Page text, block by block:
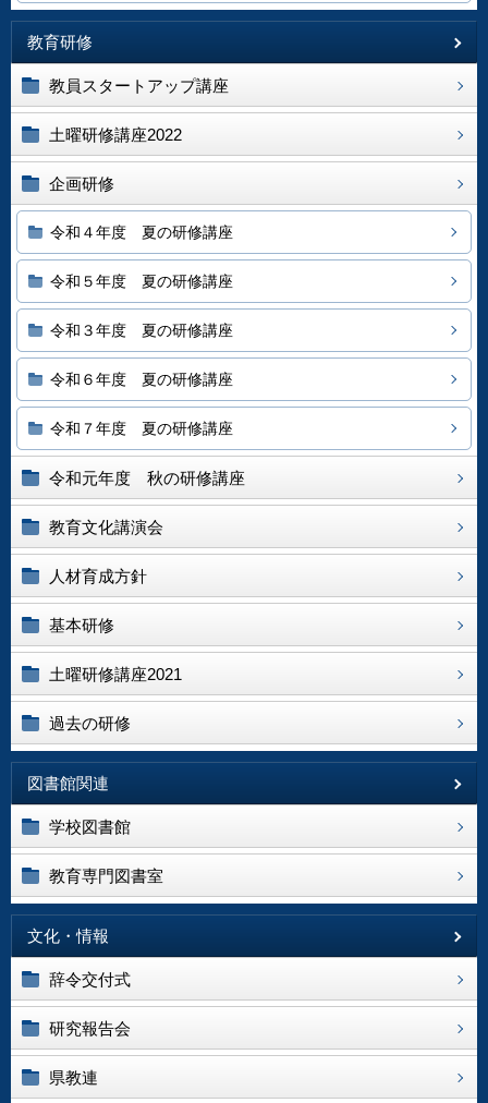
教育研修
教員スタートアップ講座
土曜研修講座2022
企画研修
令和４年度 夏の研修講座
令和５年度 夏の研修講座
令和３年度 夏の研修講座
令和６年度 夏の研修講座
令和７年度 夏の研修講座
令和元年度 秋の研修講座
教育文化講演会
人材育成方針
基本研修
土曜研修講座2021
過去の研修
図書館関連
学校図書館
教育専門図書室
文化・情報
辞令交付式
研究報告会
県教連